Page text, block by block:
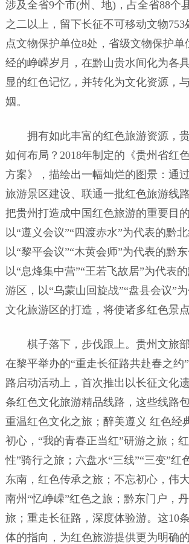
涉及全省9个市(州、地)，占全省88个
之二以上，留下长征不可移动文物753
点文物保护单位8处，省级文物保护单
经的峥嵘岁月，在黔山贵水间化为各
显的红色记忆，并转化为文化资源，
姻。
拥有如此丰富的红色旅游资源，
如何布局？2018年制定的《贵州省红
方案》，描绘出一幅灿烂的图景：通
旅游景区建设、联通一批红色旅游线
把贵州打造成中国红色旅游的重要目
以“遵义会议”“四渡赤水”为代表的黔
以“黎平会议”“木黄会师”为代表的黔
以“息烽集中营”“王若飞故居”为代表
游区，以“乌蒙山回旋战”“盘县会议”
文化旅游区的打造，将使诸多红色景点
棋子落下，步伐跟上。贵州文旅
在黎平举办的“重走长征路共赴春之约
路启动活动上，首次推出以长征文化
条红色文化旅游精品线路，这些线路
重温红色文化之旅；醉美遵义 红色经
初心，“我的青春正当红”研游之旅；
性”骑行之旅；六盘水“三线”“三变”红
东南，红色传承之旅；不忘初心，伟
南州“忆峥嵘”红色之旅；黔东门户，
旅；重走长征路，深度体验游。这10
体的指向，为红色旅游提供更为明确